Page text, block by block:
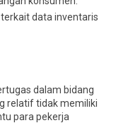
data inventaris
dalam bidang
relatif tidak memiliki
para pekerja